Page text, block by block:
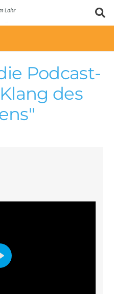
Podcast-
des
Play